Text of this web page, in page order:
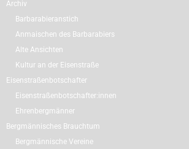
Veranstaltungen
Archiv
Barbarabieranstich
Anmaischen des Barbarabiers
Alte Ansichten
Kultur an der Eisenstraße
Eisenstraßenbotschafter
Eisenstraßenbotschafter:innen
Ehrenbergmänner
Bergmännisches Brauchtum
Bergmännische Vereine